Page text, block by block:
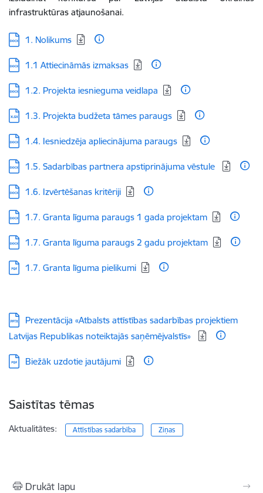
infrastruktūras atjaunošanai.
Lejupielādēt:
1. Nolikums
Lejupielādēt:
1.1 Attiecināmās izmaksas
Lejupielādēt:
1.2. Projekta iesnieguma veidlapa
Lejupielādēt:
1.3. Projekta budžeta tāmes paraugs
Lejupielādēt:
1.4. Iesniedzēja apliecinājuma paraugs
Lejupielādēt:
1.5. Sadarbības partnera apstiprinājuma vēstule
Lejupielādēt:
1.6. Izvērtēšanas kritēriji
Lejupielādēt:
1.7. Granta līguma paraugs 1 gada projektam
Lejupielādēt:
1.7. Granta līguma paraugs 2 gadu projektam
Lejupielādēt:
1.7. Granta līguma pielikumi
Lejupielādēt:
Prezentācija «Atbalsts attīstības sadarbības projektiem
Latvijas Republikas noteiktajās saņēmējvalstīs»
Lejupielādēt:
Biežāk uzdotie jautājumi
Saistītas tēmas
Aktualitātes: Attīstības sadarbība Ziņas
Drukāt lapu